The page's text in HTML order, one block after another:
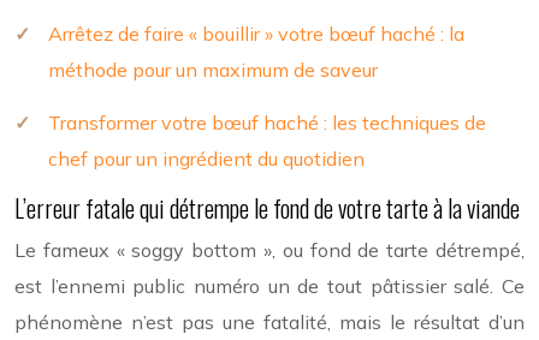
Arrêtez de faire « bouillir » votre bœuf haché : la
méthode pour un maximum de saveur
Transformer votre bœuf haché : les techniques de
chef pour un ingrédient du quotidien
L’erreur fatale qui détrempe le fond de votre tarte à la viande
Le fameux « soggy bottom », ou fond de tarte détrempé,
est l’ennemi public numéro un de tout pâtissier salé. Ce
phénomène n’est pas une fatalité, mais le résultat d’un